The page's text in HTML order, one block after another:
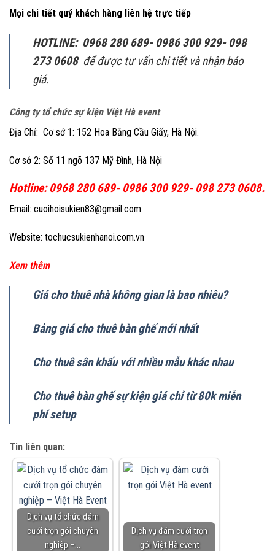
Mọi chi tiết quý khách hàng liên hệ trực tiếp
HOTLINE: 0968 280 689- 0986 300 929- 098
273 0608 để được tư vấn chi tiết và nhận báo
giá.
Công ty tổ chức sự kiện Việt Hà event
Địa Chỉ: Cơ sở 1: 152 Hoa Bằng Cầu Giấy, Hà Nội.
Cơ sở 2: Số 11 ngõ 137 Mỹ Đình, Hà Nội
Hotline: 0968 280 689- 0986 300 929- 098 273 0608.
Email: cuoihoisukien83@gmail.com
Website: tochucsukienhanoi.com.vn
Xem thêm
Giá cho thuê nhà không gian là bao nhiêu?
Bảng giá cho thuê bàn ghế mới nhất
Cho thuê sân khấu với nhiều mẫu khác nhau
Cho thuê bàn ghế sự kiện giá chỉ từ 80k miễn
phí setup
Tin liên quan:
Dịch vụ tổ chức đám
cưới trọn gói chuyên
nghiệp –…
Dịch vụ đám cưới trọn
gói Việt Hà event